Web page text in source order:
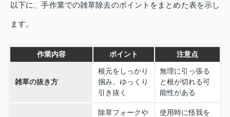
以下に、手作業での雑草除去のポイントをまとめた表を示し
ます。
作業内容 ポイント 注意点
雑草の抜き方
根元をしっかり
掴み、ゆっくり
引き抜く
無理に引っ張る
と根が切れる可
能性がある
除草フォークや
使用時に怪我を